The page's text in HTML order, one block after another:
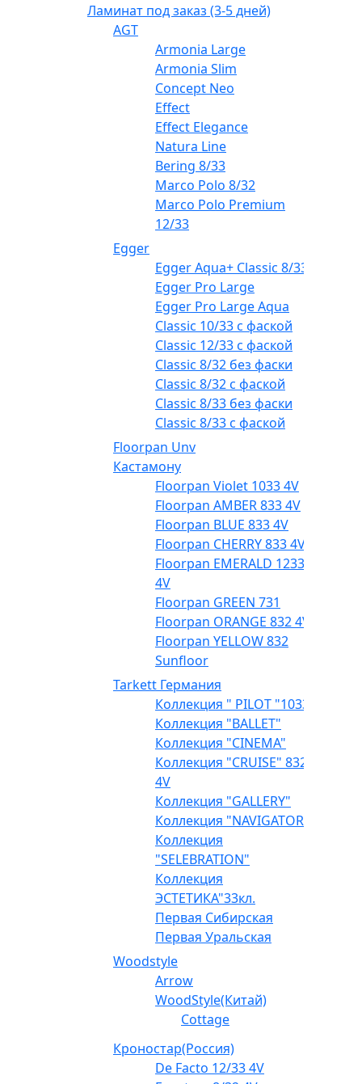
Ламинат под заказ (3-5 дней)
AGT
Armonia Large
Armonia Slim
Concept Neo
Effect
Effect Elegance
Natura Line
Bering 8/33
Marco Polo 8/32
Marco Polo Premium
12/33
Egger
Egger Aqua+ Classic 8/33
Egger Pro Large
Egger Pro Large Aqua
Classic 10/33 с фаской
Classic 12/33 с фаской
Classic 8/32 без фаски
Classic 8/32 с фаской
Classic 8/33 без фаски
Classic 8/33 с фаской
Floorpan Unv
Кастамону
Floorpan Violet 1033 4V
Floorpan AMBER 833 4V
Floorpan BLUE 833 4V
Floorpan CHERRY 833 4V
Floorpan EMERALD 1233
4V
Floorpan GREEN 731
Floorpan ORANGE 832 4V
Floorpan YELLOW 832
Sunfloor
Tarkett Германия
Коллекция " PILOT "1033
Коллекция "BALLET"
Коллекция "CINEMA"
Коллекция "CRUISE" 832
4V
Коллекция "GALLERY"
Коллекция "NAVIGATOR"
Коллекция
"SELEBRATION"
Коллекция
ЭСТЕТИКА"33кл.
Первая Сибирская
Первая Уральская
Woodstyle
Arrow
WoodStyle(Китай)
Cottage
Кроностар(Россия)
De Facto 12/33 4V